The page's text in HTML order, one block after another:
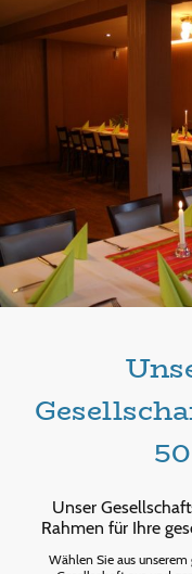
Unser
Rahmen für Ihre
Wählen Sie aus